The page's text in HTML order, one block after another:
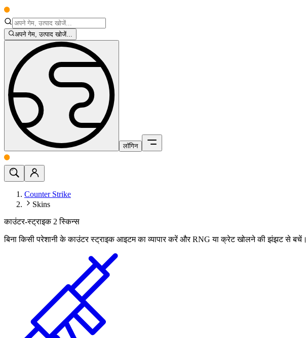
अपने गेम, उत्पाद खोजें...
लॉगिन
Counter Strike
Skins
काउंटर-स्ट्राइक 2 स्किन्स
बिना किसी परेशानी के काउंटर स्ट्राइक आइटम का व्यापार करें और RNG या क्रेट खोलने की झंझट से बचें।